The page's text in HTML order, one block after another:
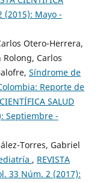
(2015): Mayo -
Otero-Herrera,
Carlos
Síndrome de
Reporte de
SALUD
Septiembre -
Torres, Gabriel
, REVISTA
33 Núm. 2 (2017):